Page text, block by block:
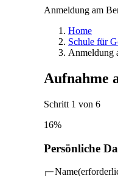
Anmeldung am
Home
Schule für
Anmeldung
Aufnahme
Schritt 1 von 6
16%
Persönliche
Name